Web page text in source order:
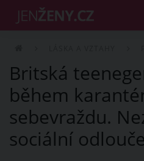
Britská
během
sebevraždu.
sociální